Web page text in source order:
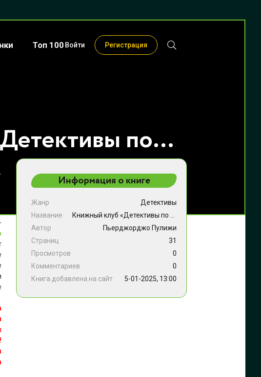
Топ 100 Войти Регистрация
Книжный клуб «Детективы по вторникам» - Пьерджорджо Пулижи
Информация о книге
Жанр
Детективы
Название
Автор
Пьерджорджо Пулижи
Страниц
31
Просмотров
0
Комментариев
0
Книга добавлена на сайт
5-01-2025, 13:00